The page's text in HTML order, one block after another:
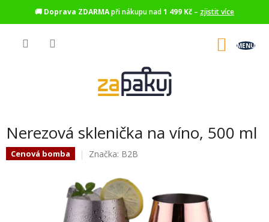
🚚 Doprava ZDARMApři nákupu nad1 499 Kč – zjistit více
Nerezová sklenička na víno, 500 ml
Cenová bomba Značka: B2B